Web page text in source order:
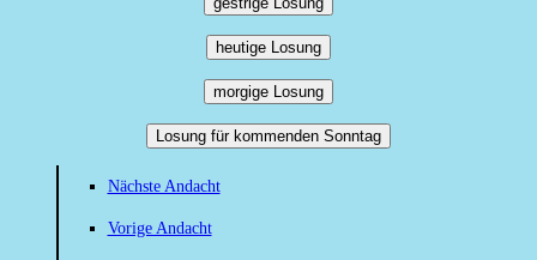
heutige Losung
morgige Losung
Losung für kommenden Sonntag
Nächste Andacht
Vorige Andacht